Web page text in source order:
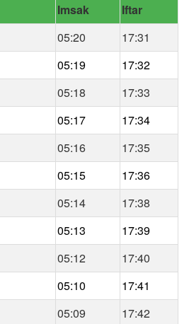
Imsak
Iftar
05:20
17:31
05:19
17:32
05:18
17:33
05:17
17:34
05:16
17:35
05:15
17:36
05:14
17:38
05:13
17:39
05:12
17:40
05:10
17:41
05:09 17:42